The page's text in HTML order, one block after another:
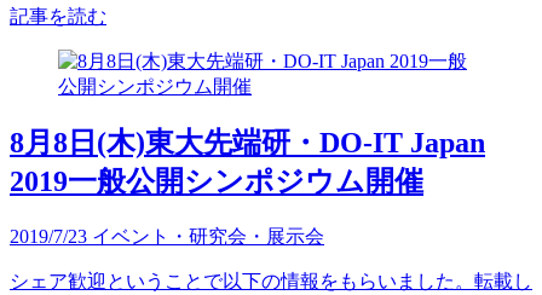
記事を読む
8月8日(木)東大先端研・DO-IT Japan
2019一般公開シンポジウム開催
2019/7/23 イベント・研究会・展示会
シェア歓迎ということで以下の情報をもらいました。転載し